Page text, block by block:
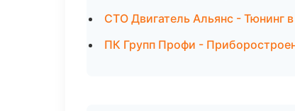
СТО Двигатель Альянс - Тюнинг
ПК Групп Профи -